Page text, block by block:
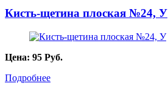
Кисть-щетина плоская №24, У
Цена: 95 Руб.
Подробнее